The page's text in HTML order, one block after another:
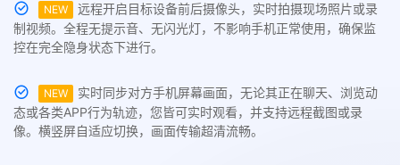
NEW
远程开启目标设备前后摄像头，实时拍摄现场照片或录
制视频。全程无提示音、无闪光灯，不影响手机正常使用，确保监
控在完全隐身状态下进行。
NEW
实时同步对方手机屏幕画面，无论其正在聊天、浏览动
态或各类APP行为轨迹，您皆可实时观看，并支持远程截图或录
像。横竖屏自适应切换，画面传输超清流畅。